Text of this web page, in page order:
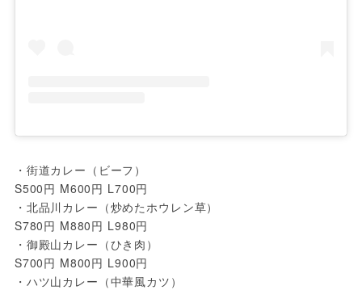
・街道カレー（ビーフ）
S500円 M600円 L700円
・北品川カレー（炒めたホウレン草）
S780円 M880円 L980円
・御殿山カレー（ひき肉）
S700円 M800円 L900円
・ハツ山カレー（中華風カツ）